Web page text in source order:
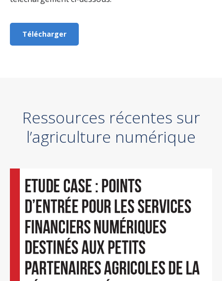
Télécharger
Ressources récentes sur
l’agriculture numérique